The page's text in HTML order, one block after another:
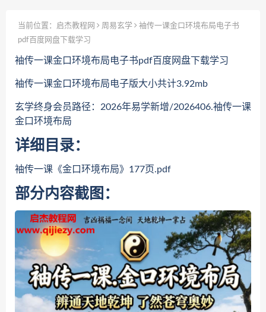
当前位置： 启杰教程网 周易玄学
袖传一课金口环境布局电子书
pdf百度网盘下载学习
袖传一课金口环境布局电子书pdf百度网盘下载学习
袖传一课金口环境布局电子版大小共计3.92mb
玄学终身会员路径：2026年易学新增/2026406.袖传一课
金口环境布局
详细目录：
袖传一课《金口环境布局》177页.pdf
部分内容截图：